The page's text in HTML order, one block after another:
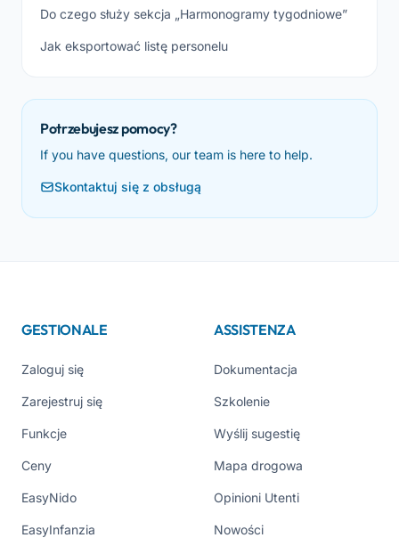
Do czego służy sekcja „Harmonogramy tygodniowe”
Jak eksportować listę personelu
Potrzebujesz pomocy?
If you have questions, our team is here to help.
Skontaktuj się z obsługą
GESTIONALE
Zaloguj się
Zarejestruj się
Funkcje
Ceny
EasyNido
EasyInfanzia
ASSISTENZA
Dokumentacja
Szkolenie
Wyślij sugestię
Mapa drogowa
Opinioni Utenti
Nowości